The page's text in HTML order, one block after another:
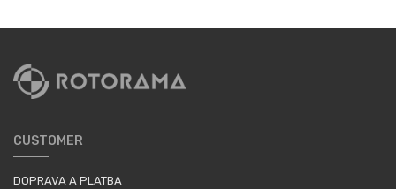
CUSTOMER
DOPRAVA A PLATBA